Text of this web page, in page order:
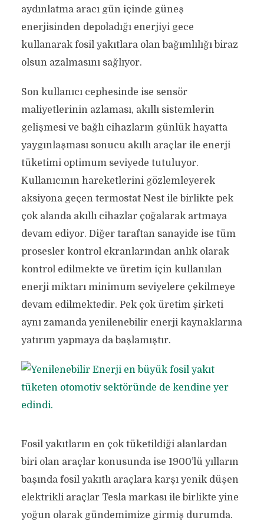
aydınlatma aracı gün içinde güneş
enerjisinden depoladığı enerjiyi gece
kullanarak fosil yakıtlara olan bağımlılığı biraz
olsun azalmasını sağlıyor.
Son kullanıcı cephesinde ise sensör
maliyetlerinin azlaması, akıllı sistemlerin
gelişmesi ve bağlı cihazların günlük hayatta
yaygınlaşması sonucu akıllı araçlar ile enerji
tüketimi optimum seviyede tutuluyor.
Kullanıcının hareketlerini gözlemleyerek
aksiyona geçen termostat Nest ile birlikte pek
çok alanda akıllı cihazlar çoğalarak artmaya
devam ediyor. Diğer taraftan sanayide ise tüm
prosesler kontrol ekranlarından anlık olarak
kontrol edilmekte ve üretim için kullanılan
enerji miktarı minimum seviyelere çekilmeye
devam edilmektedir. Pek çok üretim şirketi
aynı zamanda yenilenebilir enerji kaynaklarına
yatırım yapmaya da başlamıştır.
Fosil yakıtların en çok tüketildiği alanlardan
biri olan araçlar konusunda ise 1900’lü yılların
başında fosil yakıtlı araçlara karşı yenik düşen
elektrikli araçlar Tesla markası ile birlikte yine
yoğun olarak gündemimize girmiş durumda.